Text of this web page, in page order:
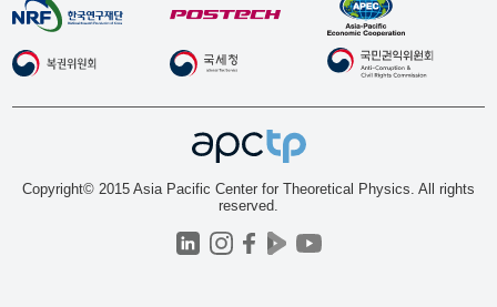
Copyright© 2015 Asia Pacific Center for Theoretical Physics. All rights
reserved.